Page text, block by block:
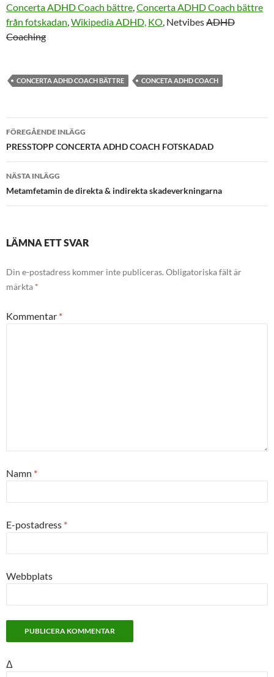
Concerta ADHD Coach bättre,Concerta ADHD Coach bättre
från fotskadan,Wikipedia ADHD, KO, NetvibesADHD
Coaching
CONCERTA ADHD COACH BÄTTRE CONCETA ADHD COACH
Inläggsnavigering
FÖREGÅENDE INLÄGG
PRESSTOPP CONCERTA ADHD COACH FOTSKADAD
NÄSTA INLÄGG
Metamfetamin de direkta & indirekta skadeverkningarna
LÄMNA ETT SVAR
Din e-postadress kommer inte publiceras. Obligatoriska fält är
märkta *
Kommentar *
Namn *
E-postadress *
Webbplats
Δ